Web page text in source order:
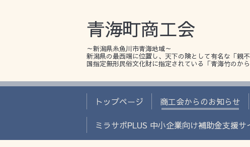
青海町商工会
～新潟県糸魚川市青海地域～
新潟県の最西端に位置し、天下の険として有名な「親
国指定無形民俗文化財に指定されている「青海竹のか
トップページ 商工会からのお知らせ
ミラサポPLUS 中小企業向け補助金支援サ